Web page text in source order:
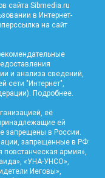
сайта Sibmedia.ru
в Интернет-
на сайт
и анализа сведений,
сети "Интернет",
Подробнее
её
ей
запрещены в России.
запрещенные в РФ:
повстанческая армия»,
«УНА-УНСО»,
Иеговы»,